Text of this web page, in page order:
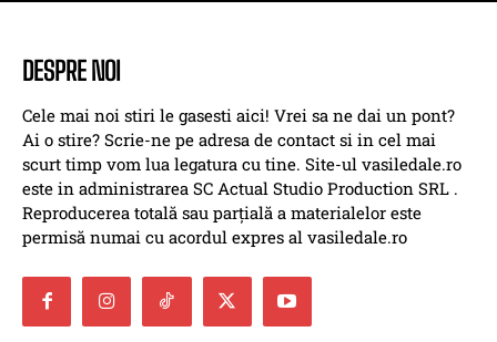
DESPRE NOI
Cele mai noi stiri le gasesti aici! Vrei sa ne dai un pont?
Ai o stire? Scrie-ne pe adresa de contact si in cel mai
scurt timp vom lua legatura cu tine. Site-ul vasiledale.ro
este in administrarea SC Actual Studio Production SRL .
Reproducerea totală sau parțială a materialelor este
permisă numai cu acordul expres al vasiledale.ro